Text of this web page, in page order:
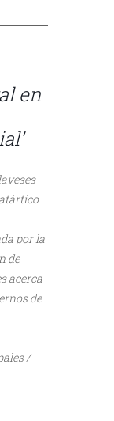
en
por la
de
acerca
de
/